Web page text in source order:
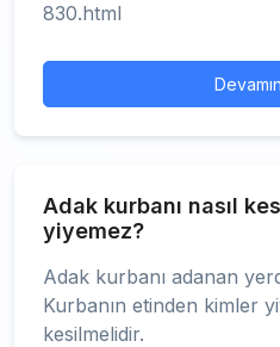
830.html
Adak kurbanı nasıl
yiyemez?
Adak kurbanı adanan
Kurbanın etinden kimler
kesilmelidir.